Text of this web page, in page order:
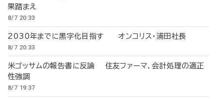
果踏まえ
8/7 20:33
2030年までに黒字化目指す オンコリス・浦田社長
8/7 20:33
米ゴッサムの報告書に反論 住友ファーマ、会計処理の適正
性強調
8/7 19:37